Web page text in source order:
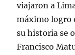
viajaron a
máximo logro
su historia se
Francisco